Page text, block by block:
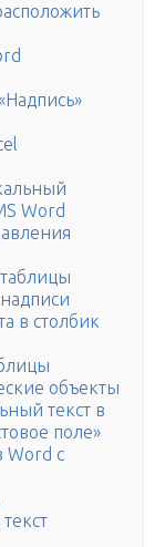
Word
в столбик
объекты
текст в
поле»
Word с